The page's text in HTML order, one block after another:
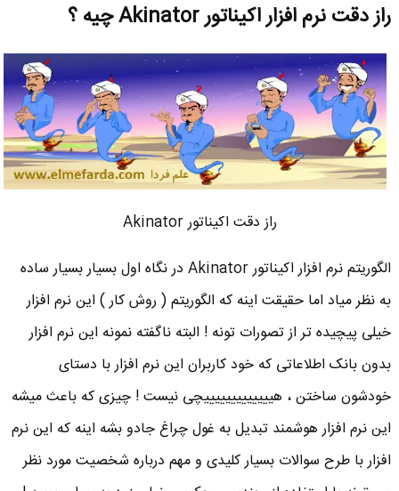
راز دقت نرم افزار اکیناتور Akinator چیه ؟
راز دقت اکیناتور Akinator
الگوریتم نرم افزار اکیناتور Akinator در نگاه اول بسیار بسیار ساده
به نظر میاد اما حقیقت اینه که الگوریتم ( روش کار ) این نرم افزار
خیلی پیچیده تر از تصورات تونه ! البته ناگفته نمونه این نرم افزار
بدون بانک اطلاعاتی که خود کاربران این نرم افزار با دستای
خودشون ساختن ، هیییییییییییییچی نیست ! چیزی که باعث میشه
این نرم افزار هوشمند تبدیل به غول چراغ جادو بشه اینه که این نرم
افزار با طرح سوالات بسیار کلیدی و مهم درباره شخصیت مورد نظر